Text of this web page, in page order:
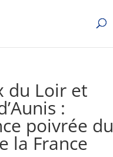
du Loir et
:
poivrée du
la France